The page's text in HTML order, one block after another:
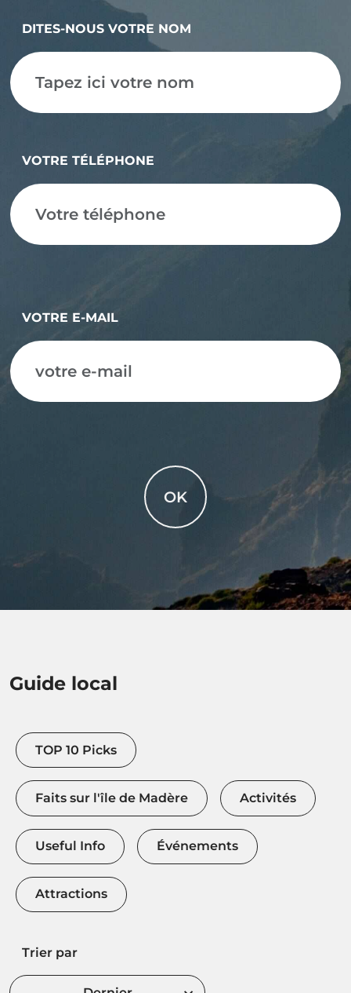
DITES-NOUS VOTRE NOM
VOTRE TÉLÉPHONE
VOTRE E-MAIL
OK
Guide local
TOP 10 Picks
Faits sur l'île de Madère Activités
Useful Info Événements
Attractions
Trier par